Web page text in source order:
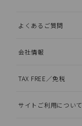
よくあるご質問
会社情報
TAX FREE／免税
サイトご利用について